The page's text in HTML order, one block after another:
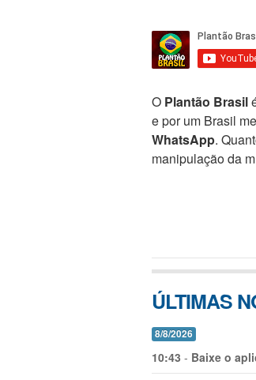
O Plantão Brasil
e por um Brasil
WhatsApp.
manipulação da
ÚLTIMAS
8/8/2026
10:43 - Baixe o